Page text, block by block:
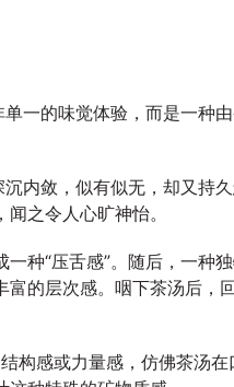
一的味觉体验，而是一种
内敛，似有似无，却又持
之令人心旷神怡。
种“压舌感”。随后，一种
的层次感。咽下茶汤后，
构感或力量感，仿佛茶汤